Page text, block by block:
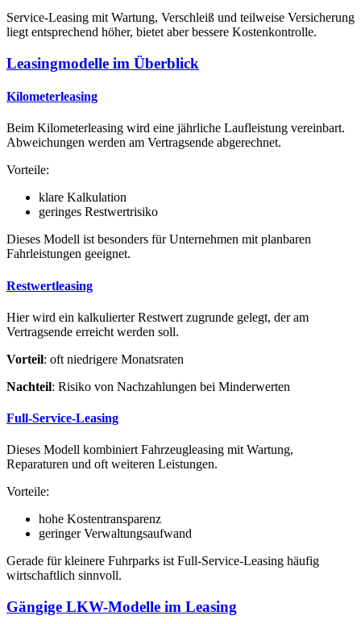
Service-Leasing mit Wartung, Verschleiß und teilweise Versicherung
liegt entsprechend höher, bietet aber bessere Kostenkontrolle.
Leasingmodelle im Überblick
Kilometerleasing
Beim Kilometerleasing wird eine jährliche Laufleistung vereinbart.
Abweichungen werden am Vertragsende abgerechnet.
Vorteile:
klare Kalkulation
geringes Restwertrisiko
Dieses Modell ist besonders für Unternehmen mit planbaren
Fahrleistungen geeignet.
Restwertleasing
Hier wird ein kalkulierter Restwert zugrunde gelegt, der am
Vertragsende erreicht werden soll.
Vorteil: oft niedrigere Monatsraten
Nachteil: Risiko von Nachzahlungen bei Minderwerten
Full-Service-Leasing
Dieses Modell kombiniert Fahrzeugleasing mit Wartung,
Reparaturen und oft weiteren Leistungen.
Vorteile:
hohe Kostentransparenz
geringer Verwaltungsaufwand
Gerade für kleinere Fuhrparks ist Full-Service-Leasing häufig
wirtschaftlich sinnvoll.
Gängige LKW-Modelle im Leasing